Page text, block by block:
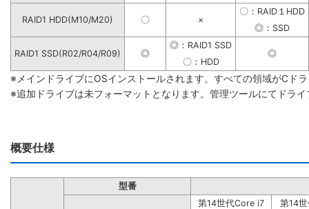
RAID1 HDD(M10/M20) 〇 ×
〇：RAID１HDD
◎：SSD
RAID1 SSD(R02/R04/R09) ◎
◎：RAID1 SSD
◎
〇：HDD
※メインドライブにOSインストールされます。すべての領域がCド
※追加ドライブは未フォーマットとなります。管理ツールにてドラ
概要仕様
型番
第14世代Core i7
第14